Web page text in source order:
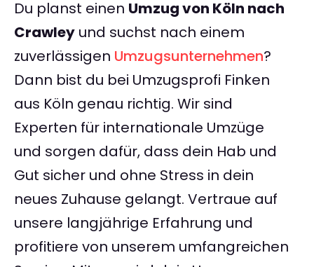
Du planst einen Umzug von Köln nach
Crawley und suchst nach einem
zuverlässigen Umzugsunternehmen?
Dann bist du bei Umzugsprofi Finken
aus Köln genau richtig. Wir sind
Experten für internationale Umzüge
und sorgen dafür, dass dein Hab und
Gut sicher und ohne Stress in dein
neues Zuhause gelangt. Vertraue auf
unsere langjährige Erfahrung und
profitiere von unserem umfangreichen